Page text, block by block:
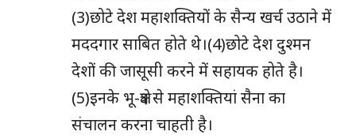
(3)छोटे देश महाशक्तियों के सैन्य खर्च उठाने में
मददगार साबित होते थे।(4)छोटे देश दुश्मन
देशों की जासूसी करने में सहायक होते है।
(5)इनके भू-क्षेत्र से महाशक्तियां सैना का
संचालन करना चाहती है।